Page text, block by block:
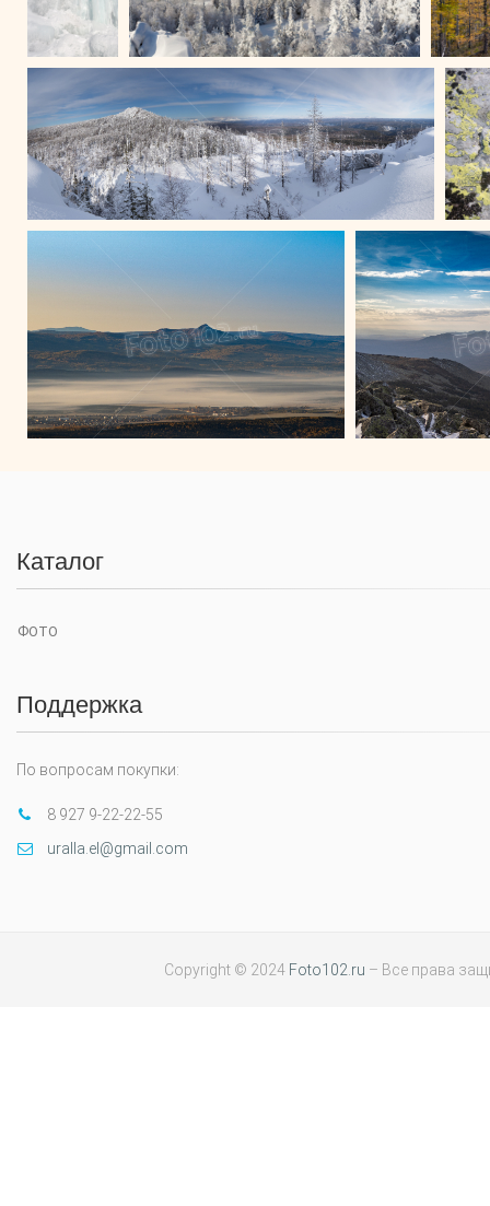
Каталог
ФОТО
Поддержка
По вопросам покупки:
8 927 9-22-22-55
uralla.el@gmail.com
Copyright © 2024 Foto102.ru – Все права